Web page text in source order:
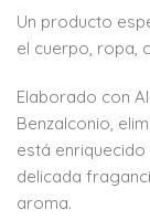
Un producto
el cuerpo, ropa,
Elaborado con
Benzalconio,
está enriquecido
delicada
aroma.